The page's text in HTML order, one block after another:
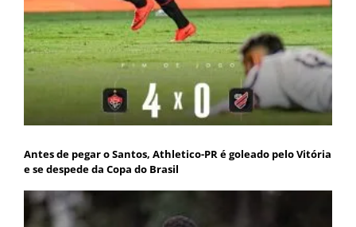
Antes de pegar o Santos, Athletico-PR é goleado pelo Vitória
e se despede da Copa do Brasil